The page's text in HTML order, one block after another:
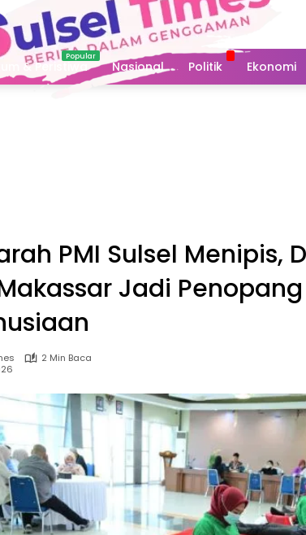
& Peristiwa Nasional Politik Ekonomi
PMI Sulsel Menipis,
Jadi Penopang
2 Min Baca